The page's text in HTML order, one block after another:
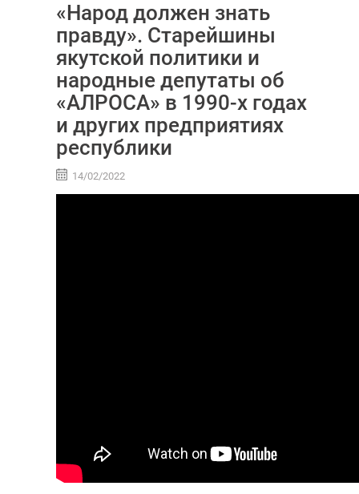
«Народ должен знать
правду». Старейшины
якутской политики и
народные депутаты об
«АЛРОСА» в 1990-х годах
и других предприятиях
республики
14/02/2022